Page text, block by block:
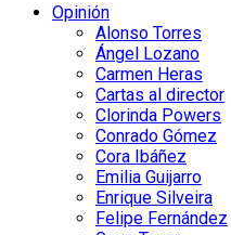
Opinión
Alonso Torres
Ángel Lozano
Carmen Heras
Cartas al director
Clorinda Powers
Conrado Gómez
Cora Ibáñez
Emilia Guijarro
Enrique Silveira
Felipe Fernández